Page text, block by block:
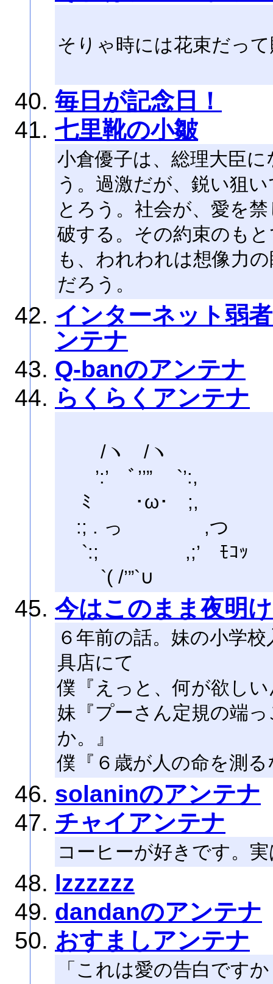
そりゃ時には花束だっ
毎日が記念日！
七里靴の小皺
小倉優子は、総理大臣
う。過激だが、鋭い狙
とろう。社会が、愛を
破する。その約束のも
も、われわれは想像力
だろう。
インターネット弱
ンテナ
Q-banのアンテナ
らくらくアンテナ
/ヽ /ヽ
’:’ ﾞ’’” `’:,
ﾐ ･ω･ ;,
:; . っ ,つ
`:; ,;’ ﾓｺｯ
`( /’”`∪
今はこのまま夜明
６年前の話。妹の小学
具店にて
僕『えっと、何が欲し
妹『プーさん定規の端
か。』
僕『６歳が人の命を測る
solaninのアンテナ
チャイアンテナ
コーヒーが好きです。
lzzzzzz
dandanのアンテナ
おすましアンテナ
「これは愛の告白です